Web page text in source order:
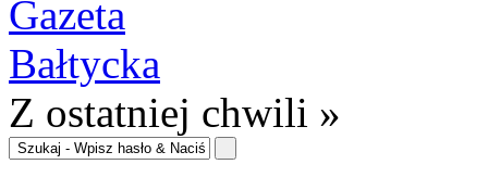
Z ostatniej chwili »